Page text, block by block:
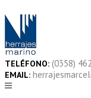
to
content
TELÉFONO: (0358)
EMAIL: